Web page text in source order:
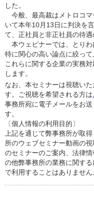
した。
今般、最高裁はメトロコマ
いて本年10月13日に判決を
て、正社員と非正社員の待
本ウェビナーでは、とりわ
特に関心の高い論点に絞っ
これらに関する企業の実務
します。
なお、本セミナーは視聴い
す。ご視聴を希望される方は
事務所宛に電子メールをお
す。
〔個人情報の利用目的〕
上記を通じて弊事務所が取
所のウェブセミナー動画の
のセミナーのご案内、法律
の他弊事務所の業務に関す
で利用することはありません